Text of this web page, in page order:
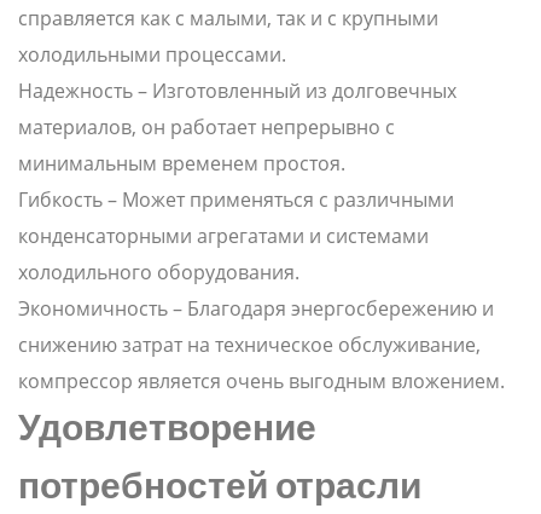
справляется как с малыми, так и с крупными
холодильными процессами.
Надежность – Изготовленный из долговечных
материалов, он работает непрерывно с
минимальным временем простоя.
Гибкость – Может применяться с различными
конденсаторными агрегатами и системами
холодильного оборудования.
Экономичность – Благодаря энергосбережению и
снижению затрат на техническое обслуживание,
компрессор является очень выгодным вложением.
Удовлетворение
потребностей отрасли